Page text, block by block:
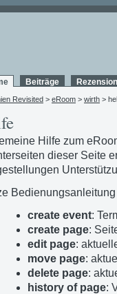
Beiträge
Revisited > eRoom > wirth >
Hilfe zum
dieser Seite
create event:
create page:
edit page:
move page:
delete page:
history of page: